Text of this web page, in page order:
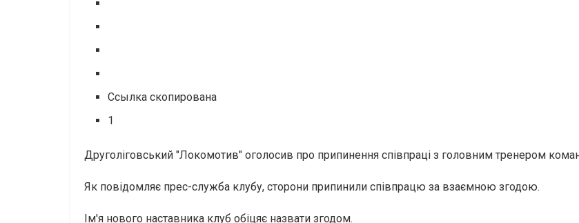
Ссылка скопирована
1
Друголіговський "Локомотив" оголосив про припинення співпраці з головним тренером
Як повідомляє прес-служба клубу, сторони припинили співпрацю за взаємною згодою.
Ім'я нового наставника клуб обіцяє назвати згодом.